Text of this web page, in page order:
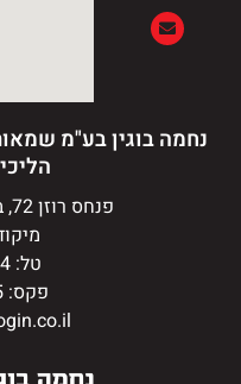
נחמה בוגין בע"מ שמאות
פנחס רוזן 72, בנין "טופ דן", תל אביב
מיקוד:
טל: 03-6442484
פקס: 03-6442485